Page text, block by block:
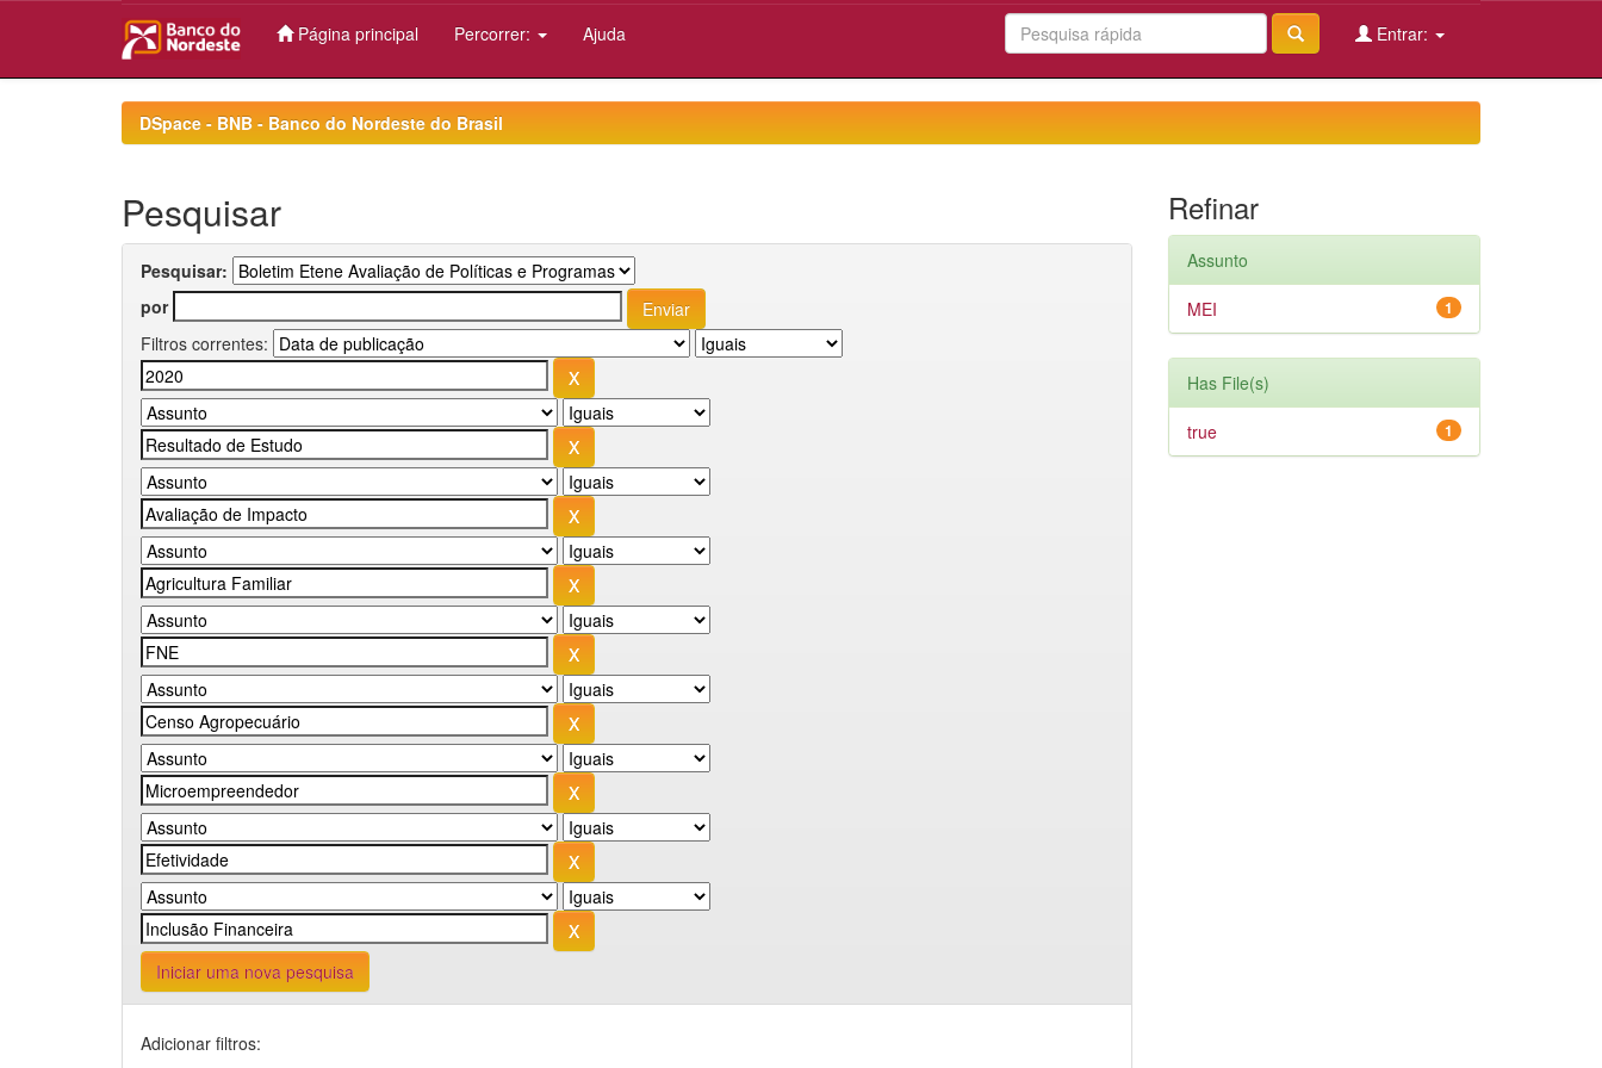
Página principal Percorrer: Ajuda Entrar:
DSpace - BNB - Banco do Nordeste do Brasil
Pesquisar
Pesquisar:
por
Filtros correntes:
Iniciar uma nova pesquisa
Adicionar filtros:
Refinar
Assunto
1
MEI
Has File(s)
1
true